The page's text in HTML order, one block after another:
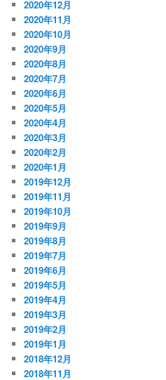
2020年12月
2020年11月
2020年10月
2020年9月
2020年8月
2020年7月
2020年6月
2020年5月
2020年4月
2020年3月
2020年2月
2020年1月
2019年12月
2019年11月
2019年10月
2019年9月
2019年8月
2019年7月
2019年6月
2019年5月
2019年4月
2019年3月
2019年2月
2019年1月
2018年12月
2018年11月